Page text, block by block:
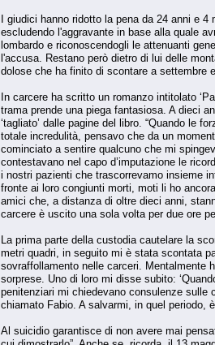
I giudici hanno ridotto la pena da 24 anni e
escludendo l'aggravante in base alla quale
lombardo e riconoscendogli le attenuanti
l'accusa. Restano però dietro di lui delle
dolose che ha finito di scontare a settembre
In carcere ha scritto un romanzo intitolato
trama prende una piega fantasiosa. A dieci
‘tagliato’ dalle pagine del libro. “Quando le
totale incredulità, pensavo che da un
cominciato a sentire qualcuno che mi
contestavano nel capo d’imputazione le
i nostri pazienti che trascorrevamo insieme
fronte ai loro congiunti morti, moti li ho
amici che, a distanza di oltre dieci anni,
carcere è uscito una sola volta per due ore
La prima parte della custodia cautelare la
metri quadri, in seguito mi è stata scontata
sovraffollamento nelle carceri. Mentalmente
sorprese. Uno di loro mi disse subito:
penitenziari mi chiedevano consulenze
chiamato Fabio. A salvarmi, in quel periodo,
Al suicidio garantisce di non avere mai